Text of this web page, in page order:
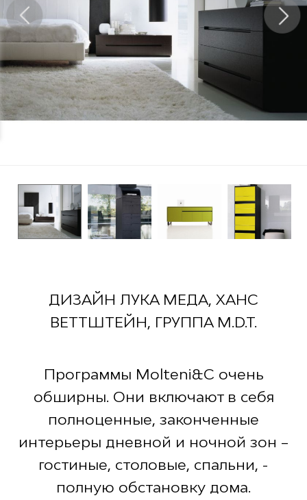
ДИЗАЙН ЛУКА МЕДА, ХАНС
ВЕТТШТЕЙН, ГРУППА M.D.T.
Программы Molteni&C очень
обширны. Они включают в себя
полноценные, законченные
интерьеры дневной и ночной зон –
гостиные, столовые, спальни, -
полную обстановку дома.